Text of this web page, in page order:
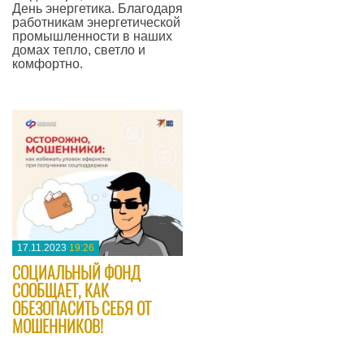
День энергетика. Благодаря
работникам энергетической
промышленности в наших
домах тепло, светло и
комфортно.
17.11.2023 19:26
​СОЦИАЛЬНЫЙ ФОНД
СООБЩАЕТ, КАК
ОБЕЗОПАСИТЬ СЕБЯ ОТ
МОШЕННИКОВ!